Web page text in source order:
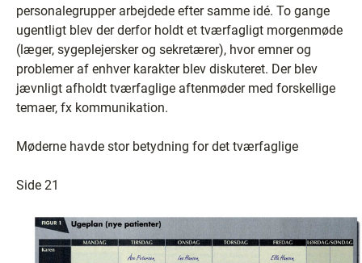
personalegrupper arbejdede efter samme idé. To gange
ugentligt blev der derfor holdt et tværfagligt morgenmøde
(læger, sygeplejersker og sekretærer), hvor emner og
problemer af enhver karakter blev diskuteret. Der blev
jævnligt afholdt tværfaglige aftenmøder med forskellige
temaer, fx kommunikation.
Møderne havde stor betydning for det tværfaglige
Side 21